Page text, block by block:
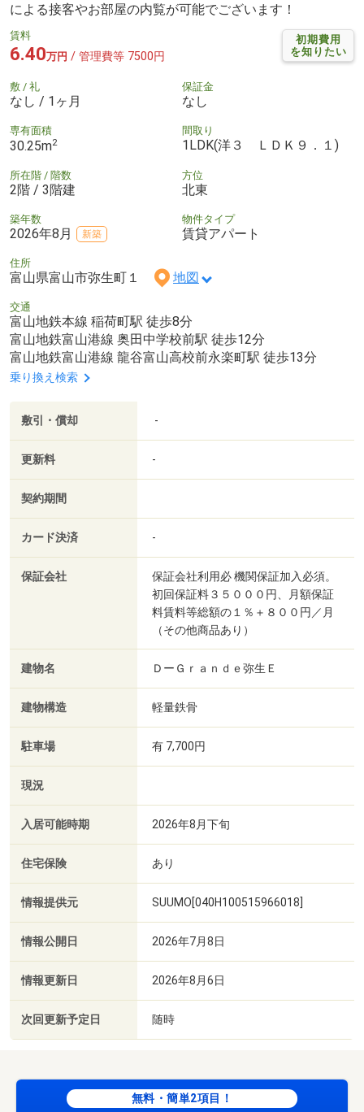
による接客やお部屋の内覧が可能でございます！
初期費用
を知りたい
賃料
6.40万円 / 管理費等 7500円
敷 / 礼
なし / 1ヶ月
保証金
なし
専有面積
30.25m2
間取り
1LDK(洋３ ＬＤＫ９．１)
所在階 / 階数
2階 / 3階建
方位
北東
築年数
2026年8月 新築
物件タイプ
賃貸アパート
住所
富山県富山市弥生町１ 地図
交通
富山地鉄本線 稲荷町駅 徒歩8分
富山地鉄富山港線 奥田中学校前駅 徒歩12分
富山地鉄富山港線 龍谷富山高校前永楽町駅 徒歩13分
乗り換え検索
敷引・償却 -
更新料 -
契約期間
カード決済 -
保証会社
保証会社利用必 機関保証加入必須。
初回保証料３５０００円、月額保証
料賃料等総額の１％＋８００円／月
（その他商品あり）
建物名 ＤーＧｒａｎｄｅ弥生Ｅ
建物構造 軽量鉄骨
駐車場 有 7,700円
現況
入居可能時期 2026年8月下旬
住宅保険 あり
情報提供元 SUUMO[040H100515966018]
情報公開日 2026年7月8日
情報更新日 2026年8月6日
次回更新予定日 随時
無料・簡単2項目！